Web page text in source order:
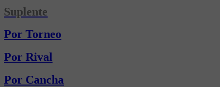
Suplente
Por Torneo
Por Rival
Por Cancha